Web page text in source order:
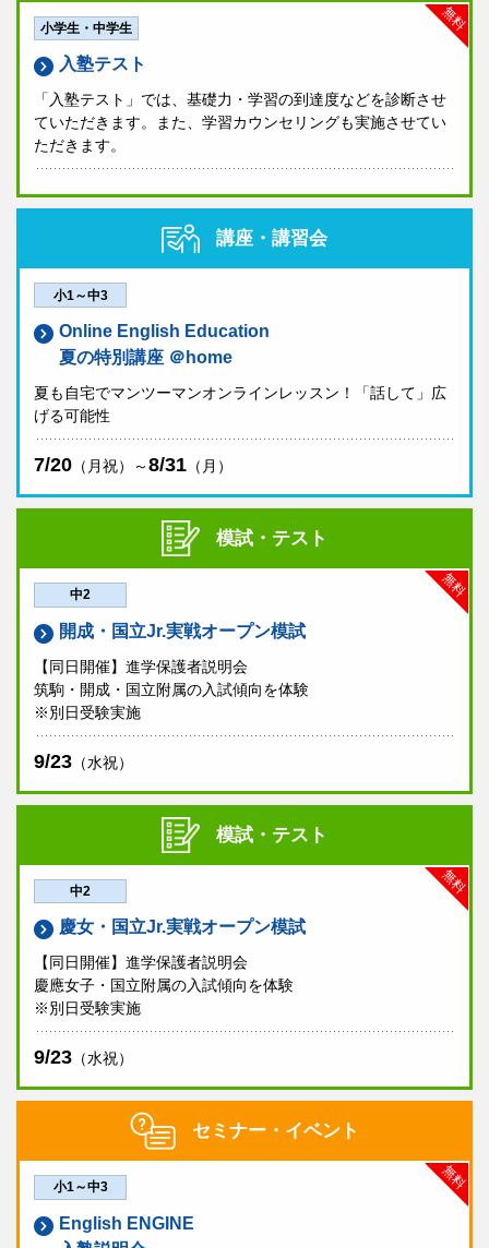
無料
小学生・中学生
入塾テスト
「入塾テスト」では、基礎力・学習の到達度などを診断させ
ていただきます。また、学習カウンセリングも実施させてい
ただきます。
講座・講習会
小1～中3
Online English Education
夏の特別講座 ＠home
夏も自宅でマンツーマンオンラインレッスン！「話して」広
げる可能性
7/20 （月祝）～8/31 （月）
模試・テスト
無料
中2
開成・国立Jr.実戦オープン模試
【同日開催】進学保護者説明会
筑駒・開成・国立附属の入試傾向を体験
※別日受験実施
9/23 （水祝）
模試・テスト
無料
中2
慶女・国立Jr.実戦オープン模試
【同日開催】進学保護者説明会
慶應女子・国立附属の入試傾向を体験
※別日受験実施
9/23 （水祝）
セミナー・イベント
無料
小1～中3
English ENGINE